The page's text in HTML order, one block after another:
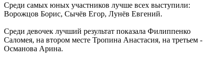
Среди самых юных участников лучше всех выступили:
Ворожцов Борис, Сычёв Егор, Лунёв Евгений.
Среди девочек лучший результат показала Филиппенко
Саломея, на втором месте Тропина Анастасия, на третьем -
Османова Арина.